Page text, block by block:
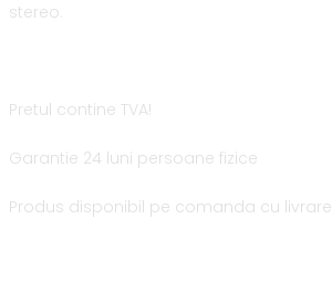
stereo.
Pretul contine TVA!
Garantie 24 luni persoane fizice
Produs disponibil pe comanda cu livrare